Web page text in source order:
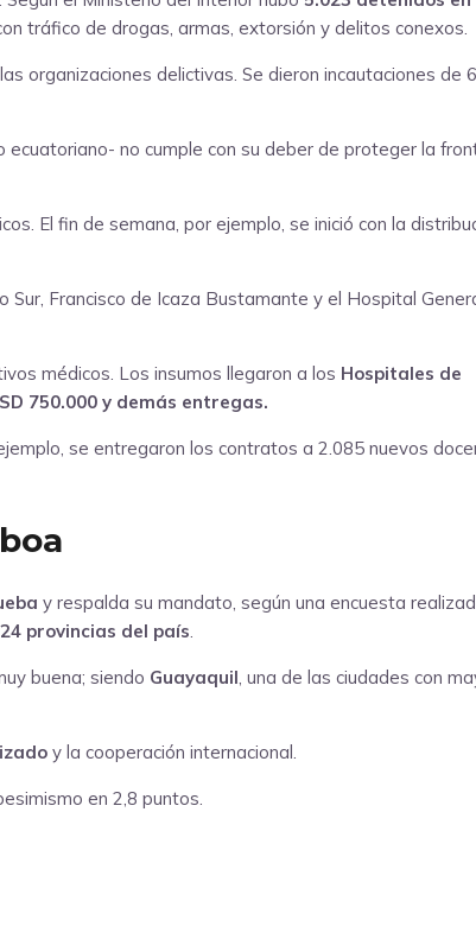
tráfico de drogas, armas, extorsión y delitos conexos.
organizaciones delictivas. Se dieron incautaciones de
ecuatoriano- no cumple con su deber de proteger la
El fin de semana, por ejemplo, se inició con la
Sur, Francisco de Icaza Bustamante y el Hospital
médicos. Los insumos llegaron a los Hospitales de
750.000 y demás entregas.
ejemplo, se entregaron los contratos a 2.085 nuevos
y respalda su mandato, según una encuesta
provincias del país.
buena; siendo Guayaquil, una de las ciudades con
y la cooperación internacional.
en 2,8 puntos.